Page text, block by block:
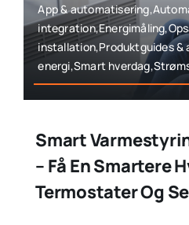
App &
installation,Produktguides &
energi,Smart
Smart
– Få En Smartere
Termostater Og